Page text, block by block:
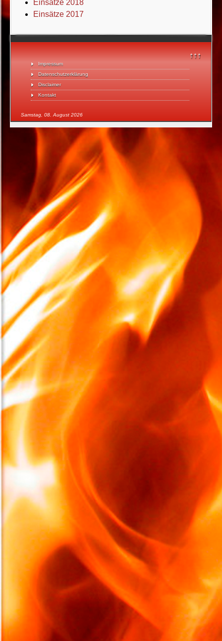
↑↑↑
Impressum
Datenschutzerklärung
Disclaimer
Kontakt
Samstag, 08. August 2026
Einsätze 2018
Einsätze 2017